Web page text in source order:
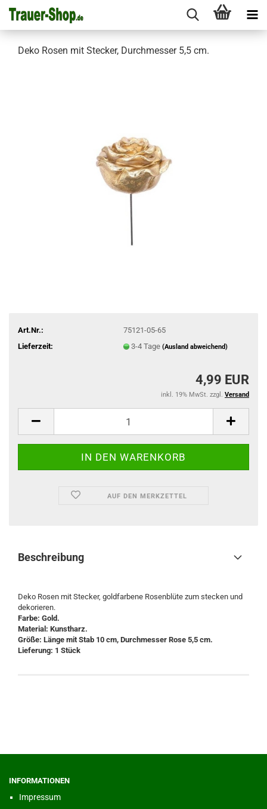
Deko Rosen mit Stecker, Durchmesser 5,5 cm.
Art.Nr.:
75121-05-65
Lieferzeit:
3-4 Tage (Ausland abweichend)
4,99 EUR
inkl. 19% MwSt. zzgl. Versand
AUF DEN MERKZETTEL
Beschreibung
Deko Rosen mit Stecker, goldfarbene Rosenblüte zum stecken und
dekorieren.
Farbe: Gold.
Material: Kunstharz.
Größe: Länge mit Stab 10 cm, Durchmesser Rose 5,5 cm.
Lieferung: 1 Stück
INFORMATIONEN
Impressum